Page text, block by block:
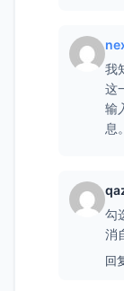
我
这
输
息
勾
消
回